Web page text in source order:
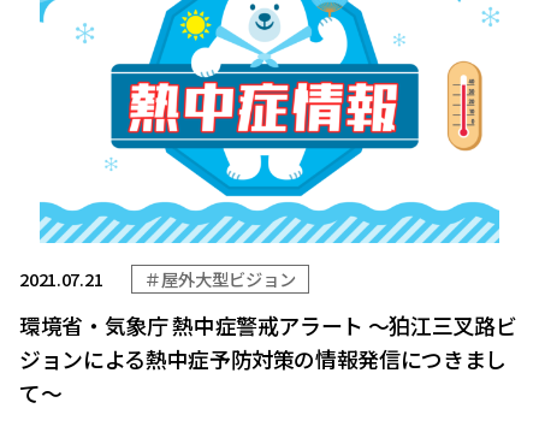
2021.07.21 ＃屋外大型ビジョン
環境省・気象庁 熱中症警戒アラート ～狛江三叉路ビ
ジョンによる熱中症予防対策の情報発信につきまし
て～